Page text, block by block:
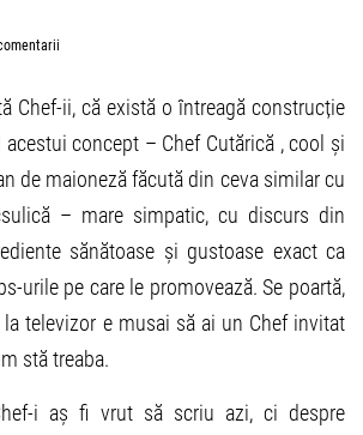
Chef-ii, că există o întreagă construcție
concept – Chef Cutărică , cool și
de maioneză făcută din ceva similar cu
– mare simpatic, cu discurs din
sănătoase și gustoase exact ca
urile pe care le promovează. Se poartă,
televizor e musai să ai un Chef invitat
stă treaba.
i aș fi vrut să scriu azi, ci despre